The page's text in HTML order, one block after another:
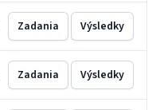
Zadania Výsledky
Zadania Výsledky